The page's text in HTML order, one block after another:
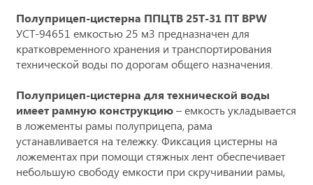
Полуприцеп-цистерна ППЦТВ 25Т-31 ПТ BPW
УСТ-94651 емкостью 25 м3 предназначен для
кратковременного хранения и транспортирования
технической воды по дорогам общего назначения.
Полуприцеп-цистерна для технической воды
имеет рамную конструкцию– емкость укладывается
в ложементы рамы полуприцепа, рама
устанавливается на тележку. Фиксация цистерны на
ложементах при помощи стяжных лент обеспечивает
небольшую свободу емкости при скручивании рамы,